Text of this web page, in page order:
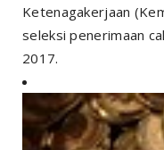
Ketenagakerjaan
seleksi penerimaan
2017.